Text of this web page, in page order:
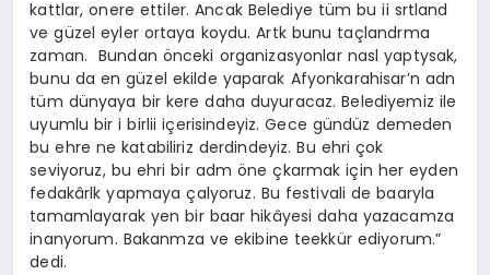
kattlar, onere ettiler. Ancak Belediye tüm bu ii srtland
ve güzel eyler ortaya koydu. Artk bunu taçlandrma
zaman. Bundan önceki organizasyonlar nasl yaptysak,
bunu da en güzel ekilde yaparak Afyonkarahisar’n adn
tüm dünyaya bir kere daha duyuracaz. Belediyemiz ile
uyumlu bir i birlii içerisindeyiz. Gece gündüz demeden
bu ehre ne katabiliriz derdindeyiz. Bu ehri çok
seviyoruz, bu ehri bir adm öne çkarmak için her eyden
fedakârlk yapmaya çalyoruz. Bu festivali de baaryla
tamamlayarak yen bir baar hikâyesi daha yazacamza
inanyorum. Bakanmza ve ekibine teekkür ediyorum.”
dedi.